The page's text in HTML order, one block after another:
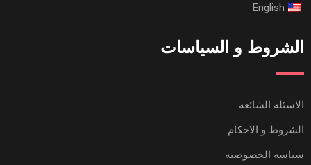
English
الشروط و السياسات
الاسئله الشائعه
الشروط و الاحكام
سياسه الخصوصيه